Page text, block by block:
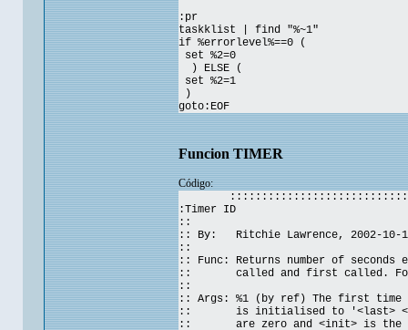
:pr
taskklist | find "%~1"
if %errorlevel%==0 (
set %2=0
) ELSE (
set %2=1
)
goto:EOF
Funcion TIMER
Código:
:Timer ID
::
:: By: Ritchie Lawrence, 2002-10-
::
:: Func: Returns number of
:: called and first called. For
::
:: Args: %1 (by ref) The first
:: is initialised to '<last>
:: are zero and <init> is the